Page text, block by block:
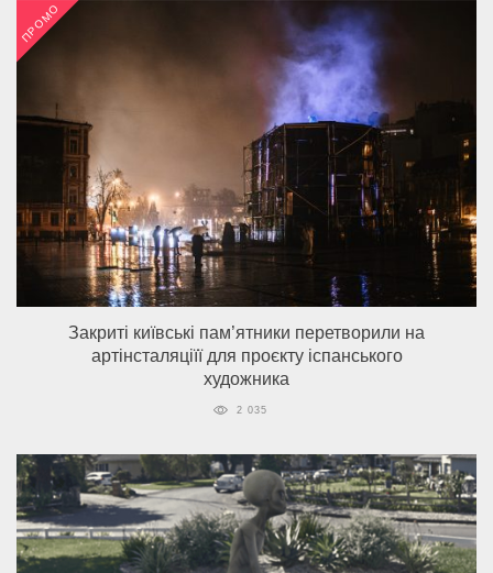
ПРОМО
Закриті київські пам’ятники перетворили на
артінсталяціїї для проєкту іспанського
художника
2 035